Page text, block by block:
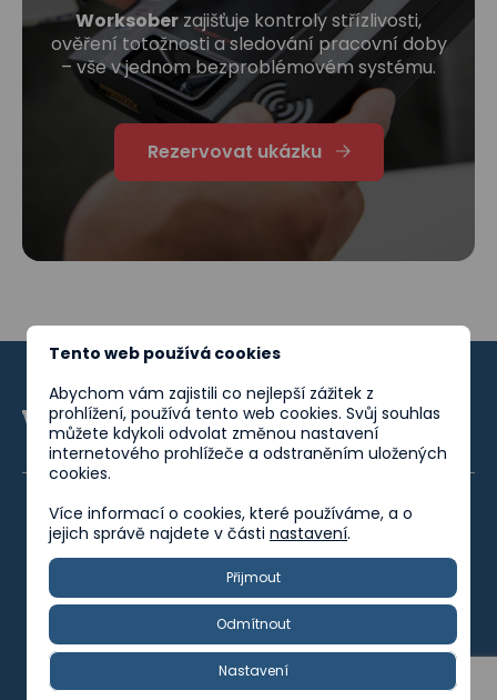
Worksoberzajišťuje kontroly střízlivosti,
ověření totožnosti a sledování pracovní doby
– vše v jednom bezproblémovém systému.
Rezervovat ukázku
Zásady ochrany osobních údajů
Politika společenské odpovědnosti
Worksober © 2025. Všechna práva vyhrazena.
Tento web používá cookies
Abychom vám zajistili co nejlepší zážitek z
prohlížení, používá tento web cookies. Svůj souhlas
můžete kdykoli odvolat změnou nastavení
internetového prohlížeče a odstraněním uložených
cookies.
Více informací o cookies, které používáme, a o
jejich správě najdete v části nastavení.
Přijmout
Odmítnout
Nastavení